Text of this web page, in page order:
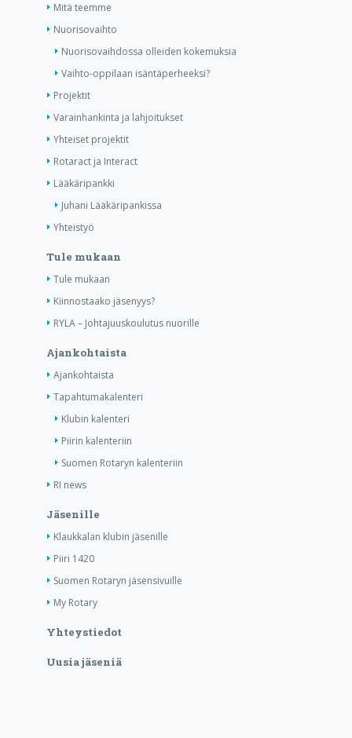
Mitä teemme
Nuorisovaihto
Nuorisovaihdossa olleiden kokemuksia
Vaihto-oppilaan isäntäperheeksi?
Projektit
Varainhankinta ja lahjoitukset
Yhteiset projektit
Rotaract ja Interact
Lääkäripankki
Juhani Lääkäripankissa
Yhteistyö
Tule mukaan
Tule mukaan
Kiinnostaako jäsenyys?
RYLA – Johtajuuskoulutus nuorille
Ajankohtaista
Ajankohtaista
Tapahtumakalenteri
Klubin kalenteri
Piirin kalenteriin
Suomen Rotaryn kalenteriin
RI news
Jäsenille
Klaukkalan klubin jäsenille
Piiri 1420
Suomen Rotaryn jäsensivuille
My Rotary
Yhteystiedot
Uusia jäseniä